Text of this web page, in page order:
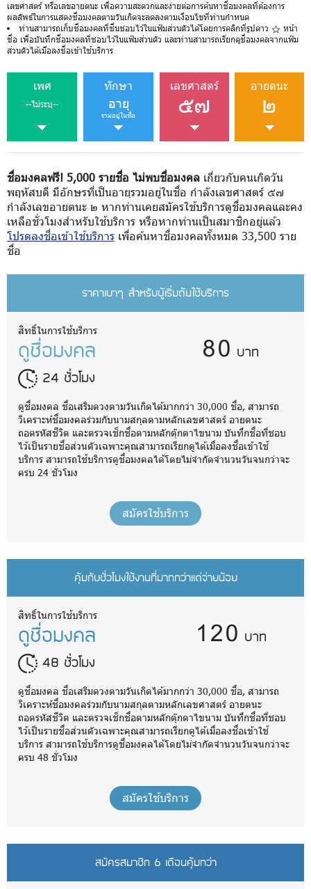
เลขศาสตร์ หรือเลขอายตนะ เพื่อความสะดวกและง่ายต่อการค้นหาชื่อมงคลที่ต้องการ
ผลลัพธ์ในการแสดงชื่อมงคลตามวันเกิดจะลดลงตามเงื่อนไขที่ท่านกำหนด
ท่านสามารถเก็บชื่อมงคลที่ชื่นชอบไว้ในแฟ้มส่วนตัวได้โดยการคลิกที่รูปดาว
หน้า
ชื่อ เพื่อบันทึกชื่อมงคลที่ชอบไว้ในแฟ้มส่วนตัว และท่านสามารถเรียกดูชื่อมงคลจากแฟ้ม
ส่วนตัวได้เมื่อลงชื่อเข้าใช้บริการ
เพศ
--ไม่ระบุ--
ทักษา
อายุ
รวมอยู่ในชื่อ
เลขศาสตร์
๕๗
อายตนะ
๒
ชื่อมงคลฟรี! 5,000 รายชื่อ ไม่พบชื่อมงคล เกี่ยวกับคนเกิดวัน
พฤหัสบดี มีอักษรที่เป็นอายุรวมอยู่ในชื่อ กำลังเลขศาสตร์ ๕๗
กำลังเลขอายตนะ ๒ หากท่านเคยสมัครใช้บริการดูชื่อมงคลและคง
เหลือชั่วโมงสำหรับใช้บริการ หรือหากท่านเป็นสมาชิกอยู่แล้ว
โปรดลงชื่อเข้าใช้บริการ เพื่อค้นหาชื่อมงคลทั้งหมด 33,500 ราย
ชื่อ
ราคาเบาๆ สำหรับผู้เริ่มต้นใช้บริการ
สิทธิ์ในการใช้บริการ
ดูชื่อมงคล
24 ชั่วโมง
80 บาท
ดูชื่อมงคล ชื่อเสริมดวงตามวันเกิดได้มากกว่า 30,000 ชื่อ, สามารถ
วิเคราะห์ชื่อมงคลร่วมกับนามสกุลตามหลักเลขศาสตร์ อายตนะ
ถอดรหัสชีวิต และตรวจเช็กชื่อตามหลักตุ๊กตาไขนาม บันทึกชื่อที่ชอบ
ไว้เป็นรายชื่อส่วนตัวเฉพาะคุณสามารถเรียกดูได้เมื่อลงชื่อเข้าใช้
บริการ สามารถใช้บริการดูชื่อมงคลได้โดยไม่จำกัดจำนวนวันจนกว่าจะ
ครบ 24 ชั่วโมง
สมัครใช้บริการ
คุ้มกับชั่วโมงใช้งานที่มากกว่าแต่จ่ายน้อย
สิทธิ์ในการใช้บริการ
ดูชื่อมงคล
48 ชั่วโมง
120 บาท
ดูชื่อมงคล ชื่อเสริมดวงตามวันเกิดได้มากกว่า 30,000 ชื่อ, สามารถ
วิเคราะห์ชื่อมงคลร่วมกับนามสกุลตามหลักเลขศาสตร์ อายตนะ
ถอดรหัสชีวิต และตรวจเช็กชื่อตามหลักตุ๊กตาไขนาม บันทึกชื่อที่ชอบ
ไว้เป็นรายชื่อส่วนตัวเฉพาะคุณสามารถเรียกดูได้เมื่อลงชื่อเข้าใช้
บริการ สามารถใช้บริการดูชื่อมงคลได้โดยไม่จำกัดจำนวนวันจนกว่าจะ
ครบ 48 ชั่วโมง
สมัครใช้บริการ
สมัครสมาชิก 6 เดือนคุ้มกว่า